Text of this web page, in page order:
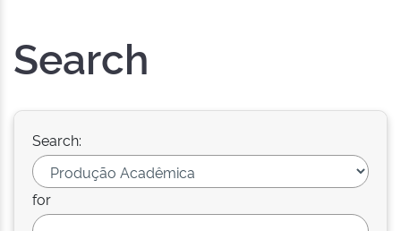
Search
Search:
for